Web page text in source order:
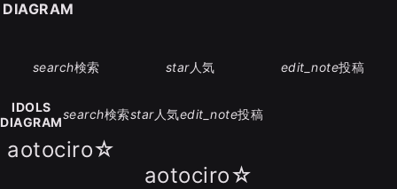
search検索 star人気 edit_note投稿
IDOLS
DIAGRAM
search検索star人気edit_note投稿
aotociro☆
aotociro☆